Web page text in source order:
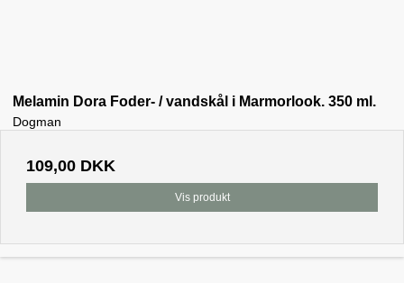
Melamin Dora Foder- / vandskål i Marmorlook. 350 ml.
Dogman
109,00 DKK
Vis produkt